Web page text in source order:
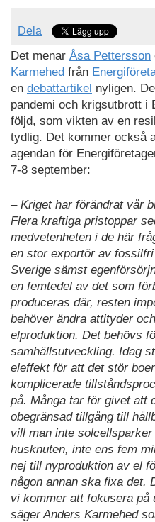
Dela
Det menar Åsa Pettersson
Karmehed från
en debattartikel nyligen.
pandemi och krigsutbrott i
följd, som vikten av en
tydlig. Det kommer också
agendan för
7-8 september:
– Kriget har förändrat vår
Flera kraftiga pristoppar
medvetenheten i de här
en stor exportör av
Sverige sämst
en femtedel av det som
produceras där, resten
behöver ändra attityder
elproduktion. Det behövs
samhällsutveckling. Idag
eleffekt för att det stör
komplicerade
på. Många tar för givet att
obegränsad tillgång till
vill man inte
husknuten, inte ens fem
nej till nyproduktion av el
någon annan ska fixa det.
vi kommer att fokusera på
säger Anders Karmehed